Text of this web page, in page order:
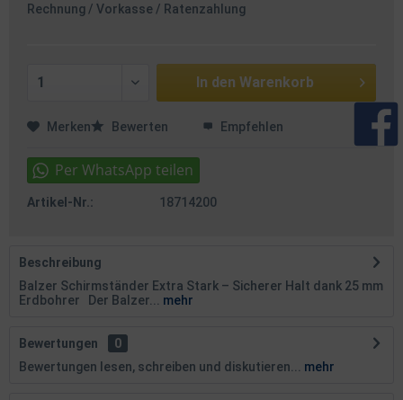
Rechnung / Vorkasse / Ratenzahlung
In den Warenkorb
Merken Bewerten Empfehlen
Artikel-Nr.: 18714200
Beschreibung
Balzer Schirmständer Extra Stark – Sicherer Halt dank 25 mm
Erdbohrer Der Balzer...
mehr
Bewertungen
0
Bewertungen lesen, schreiben und diskutieren...
mehr